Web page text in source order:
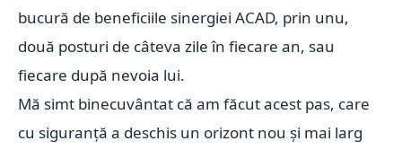
bucură de beneficiile sinergiei ACAD, prin unu,
două posturi de câteva zile în fiecare an, sau
fiecare după nevoia lui.
Mă simt binecuvântat că am făcut acest pas, care
cu siguranță a deschis un orizont nou și mai larg